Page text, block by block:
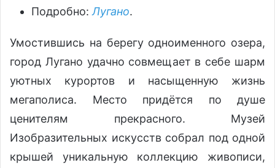
Подробно: Лугано.
Умостившись на берегу одноименного озера,
город Лугано удачно совмещает в себе шарм
уютных курортов и насыщенную жизнь
мегаполиса. Место придётся по душе
ценителям прекрасного. Музей
Изобразительных искусств собрал под одной
крышей уникальную коллекцию живописи,